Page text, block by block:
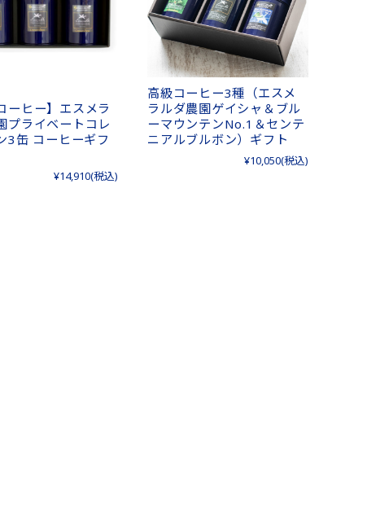
ーヒー】エスメラ
プライベートコレ
3缶 コーヒーギフ
¥14,910(税込)
高級コーヒー3種（エスメ
ラルダ農園ゲイシャ＆ブル
ーマウンテンNo.1＆センテ
ニアルブルボン）ギフト
¥10,050(税込)